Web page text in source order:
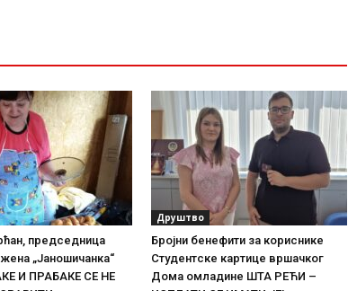
председница
„Јаношичанка“
И ПРАБАКЕ СЕ НЕ
Друштво
Бројни бенефити за кориснике
Студентске картице вршачког
Дома омладине ШТА РЕЋИ –